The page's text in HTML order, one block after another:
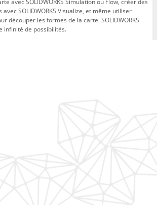
SOLIDWORKS Visualize, et même utiliser
découper les formes de la carte. SOLIDWORKS
infinité de possibilités.